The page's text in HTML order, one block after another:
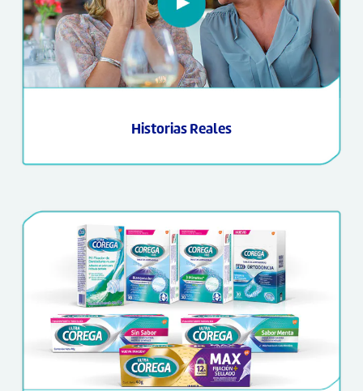
Historias Reales